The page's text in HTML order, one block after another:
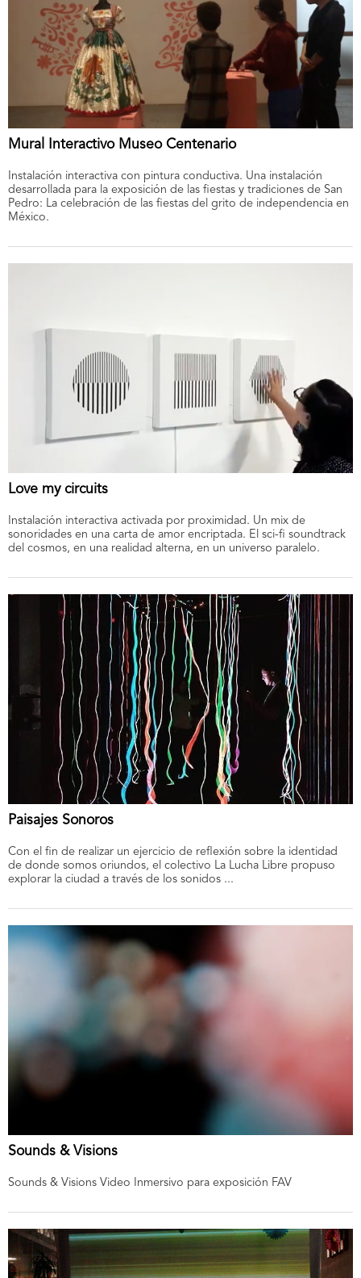
Mural Interactivo Museo Centenario
Instalación interactiva con pintura conductiva. Una instalación
desarrollada para la exposición de las fiestas y tradiciones de San
Pedro: La celebración de las fiestas del grito de independencia en
México.
Love my circuits
Instalación interactiva activada por proximidad. Un mix de
sonoridades en una carta de amor encriptada. El sci-fi soundtrack
del cosmos, en una realidad alterna, en un universo paralelo.
Paisajes Sonoros
Con el fin de realizar un ejercicio de reflexión sobre la identidad
de donde somos oriundos, el colectivo La Lucha Libre propuso
explorar la ciudad a través de los sonidos ...
Sounds & Visions
Sounds & Visions Video Inmersivo para exposición FAV